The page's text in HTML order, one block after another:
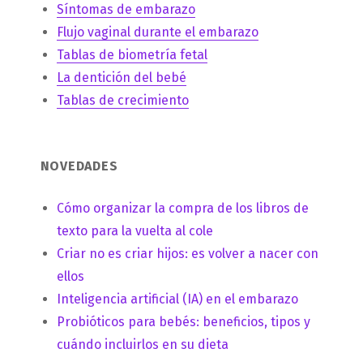
Síntomas de embarazo
Flujo vaginal durante el embarazo
Tablas de biometría fetal
La dentición del bebé
Tablas de crecimiento
NOVEDADES
Cómo organizar la compra de los libros de
texto para la vuelta al cole
Criar no es criar hijos: es volver a nacer con
ellos
Inteligencia artificial (IA) en el embarazo
Probióticos para bebés: beneficios, tipos y
cuándo incluirlos en su dieta